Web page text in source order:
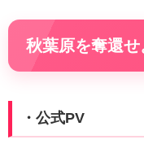
秋葉原を奪還
・公式PV